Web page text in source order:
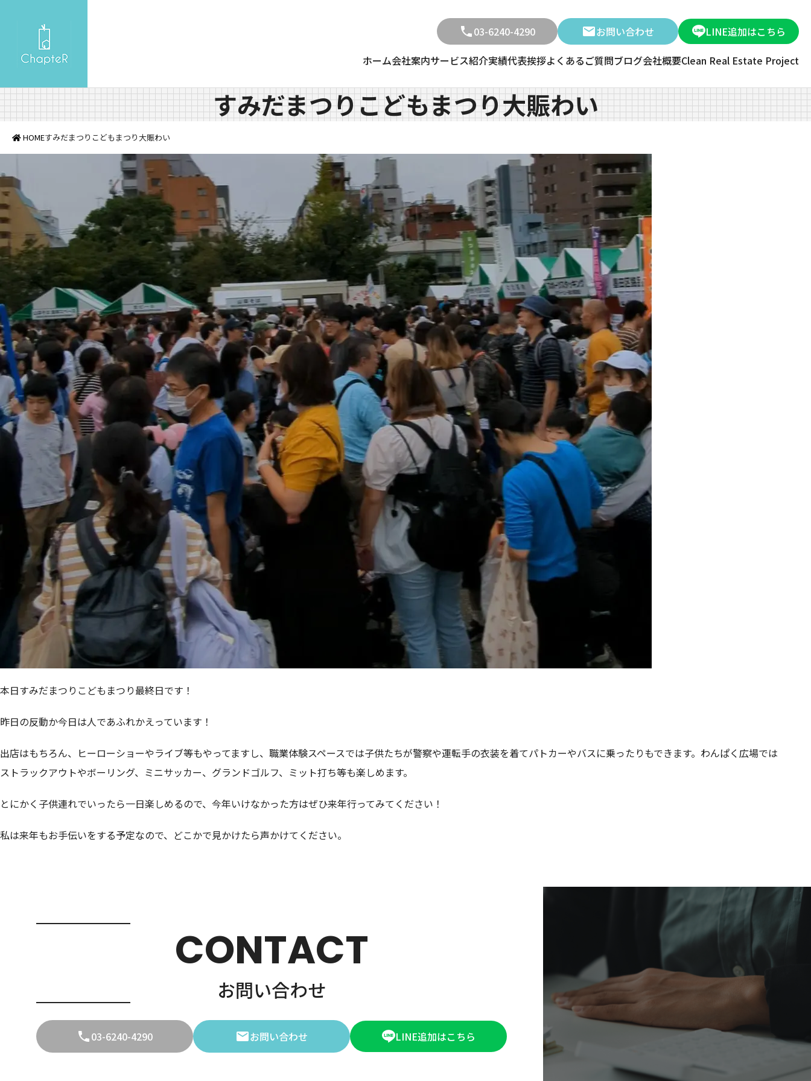
03-6240-4290 お問い合わせ
LINE追加はこちら
ホーム会社案内サービス紹介実績代表挨拶よくあるご質問ブログ会社概要Clean Real Estate Project
すみだまつりこどもまつり大賑わい
HOMEすみだまつりこどもまつり大賑わい
本日すみだまつりこどもまつり最終日です！
昨日の反動か今日は人であふれかえっています！
出店はもちろん、ヒーローショーやライブ等もやってますし、職業体験スペースでは子供たちが警察や運転手の衣装を着てパトカーやバスに乗ったりもできます。わんぱく広場では
ストラックアウトやボーリング、ミニサッカー、グランドゴルフ、ミット打ち等も楽しめます。
とにかく子供連れでいったら一日楽しめるので、今年いけなかった方はぜひ来年行ってみてください！
私は来年もお手伝いをする予定なので、どこかで見かけたら声かけてください。
CONTACT
お問い合わせ
03-6240-4290 お問い合わせ LINE追加はこちら